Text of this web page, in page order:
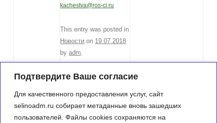
Подтвердите Ваше согласие
Для качественного предоставления услуг, сайт
selinoadm.ru собирает метаданные вновь зашедших
пользователей. Файлы cookies сохраняются на
kachestva@ros-ci.ru
This entry was posted in
Новости on 19.07.2018
byadm
Post navigation
←
Информация